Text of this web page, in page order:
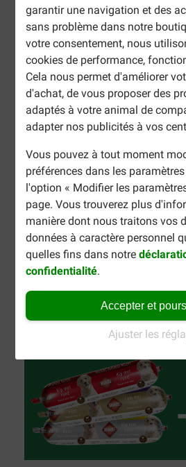
garantir une navigation et des
sans problème dans notre
votre consentement, nous
cookies de performance,
Cela nous permet d'améliorer
d'achat, de vous proposer des
adaptés à votre animal de
adapter nos publicités à vos
Vous pouvez à tout moment
préférences dans les
l'option « Modifier les
page. Vous trouverez plus
manière dont nous traitons vos
données à caractère personnel
quelles fins dans notre
confidentialité.
Accepter et
Ajuster les